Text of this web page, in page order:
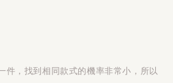
件，找到相同款式的機率非常小，所以